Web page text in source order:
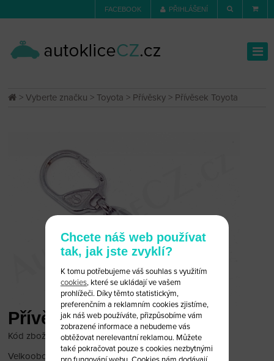
FACEBOOK PŘIHLÁŠENÍ
>Vyberte značku > Toyota > Přívěsky > Přívěsek Toyota
Přívěsek Toyota
Kód zboží: TOY_PR30
Velkoobchodní cena:po přihlášení
Chcete náš web používat
tak, jak jste zvyklí?
K tomu potřebujeme váš souhlas s využitím
cookies, které se ukládají ve vašem
prohlížeči. Díky těmto statistickým,
preferenčním a reklamním cookies zjistíme,
jak náš web používáte, přizpůsobíme vám
zobrazené informace a nebudeme vás
obtěžovat nerelevantní reklamou. Můžete
také pokračovat pouze s cookies nezbytnými